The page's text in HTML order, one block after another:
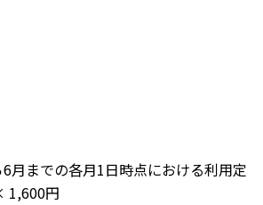
月までの各月1日時点における利用定
1,600円